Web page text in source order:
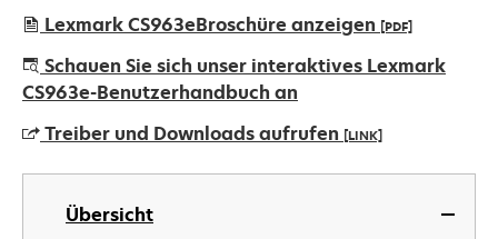
Lexmark CS963eBroschüre anzeigen [PDF]
wird
in
neuen
Registerkarte
Schauen Sie sich unser interaktives Lexmark
CS963e-Benutzerhandbuch an
Treiber und Downloads aufrufen [LINK]
wird
einerÜbersicht